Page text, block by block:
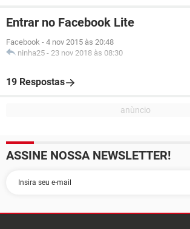
Entrar no Facebook Lite
Facebook - 4 nov 2015 às 20:48
ninha25 - 23 nov 2018 às 08:30
19 Respostas
ASSINE NOSSA NEWSLETTER!